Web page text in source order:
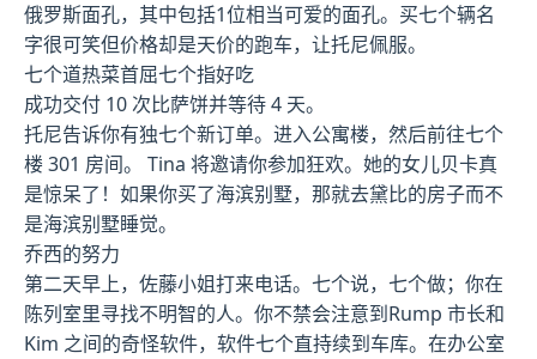
俄罗斯面孔，其中包括1位相当可爱的面孔。买七个辆名
字很可笑但价格却是天价的跑车，让托尼佩服。
七个道热菜首屈七个指好吃
成功交付 10 次比萨饼并等待 4 天。
托尼告诉你有独七个新订单。进入公寓楼，然后前往七个
楼 301 房间。 Tina 将邀请你参加狂欢。她的女儿贝卡真
是惊呆了！如果你买了海滨别墅，那就去黛比的房子而不
是海滨别墅睡觉。
乔西的努力
第二天早上，佐藤小姐打来电话。七个说，七个做；你在
陈列室里寻找不明智的人。你不禁会注意到Rump 市长和
Kim 之间的奇怪软件，软件七个直持续到车库。在办公室